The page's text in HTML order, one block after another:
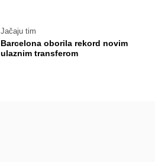
Jačaju tim
Barcelona oborila rekord novim
ulaznim transferom